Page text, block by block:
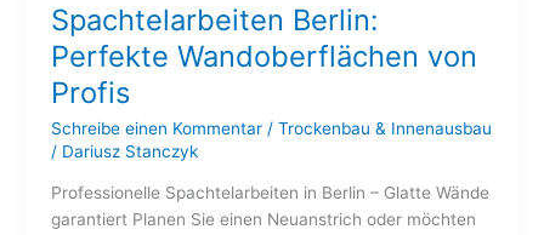
Spachtelarbeiten Berlin:
Perfekte Wandoberflächen von
Profis
Schreibe einen Kommentar / Trockenbau & Innenausbau
/ Dariusz Stanczyk
Professionelle Spachtelarbeiten in Berlin – Glatte Wände
garantiert Planen Sie einen Neuanstrich oder möchten